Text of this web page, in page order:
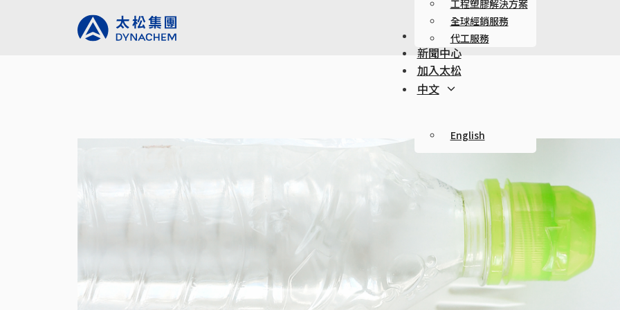
工程塑膠解決方案
全球經銷服務
代工服務
永續發展
新聞中心
加入太松
中文
English